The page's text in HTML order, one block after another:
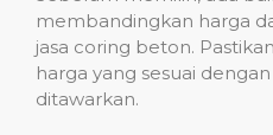
membandingkan harga
jasa coring beton.
harga yang sesuai
ditawarkan.